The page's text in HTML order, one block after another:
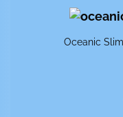
Ocea­nic